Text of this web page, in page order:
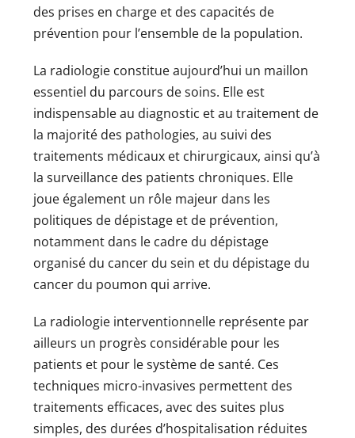
des prises en charge et des capacités de
prévention pour l’ensemble de la population.
La radiologie constitue aujourd’hui un maillon
essentiel du parcours de soins. Elle est
indispensable au diagnostic et au traitement de
la majorité des pathologies, au suivi des
traitements médicaux et chirurgicaux, ainsi qu’à
la surveillance des patients chroniques. Elle
joue également un rôle majeur dans les
politiques de dépistage et de prévention,
notamment dans le cadre du dépistage
organisé du cancer du sein et du dépistage du
cancer du poumon qui arrive.
La radiologie interventionnelle représente par
ailleurs un progrès considérable pour les
patients et pour le système de santé. Ces
techniques micro-invasives permettent des
traitements efficaces, avec des suites plus
simples, des durées d’hospitalisation réduites